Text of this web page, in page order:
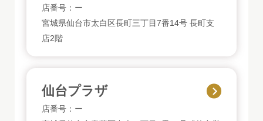
店番号：ー
宮城県仙台市太白区長町三丁目7番14号 長町支
店2階
仙台プラザ
店番号：ー